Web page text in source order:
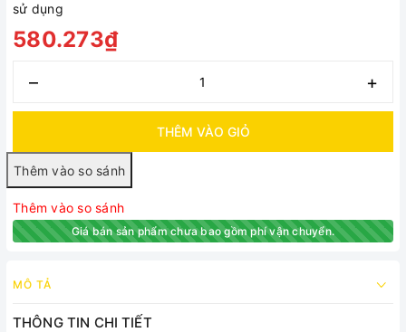
sử dụng
580.273₫
– +
THÊM VÀO GIỎ
Thêm vào so sánh
Giá bán sản phẩm chưa bao gồm phí vận chuyển.
MÔ TẢ
THÔNG TIN CHI TIẾT